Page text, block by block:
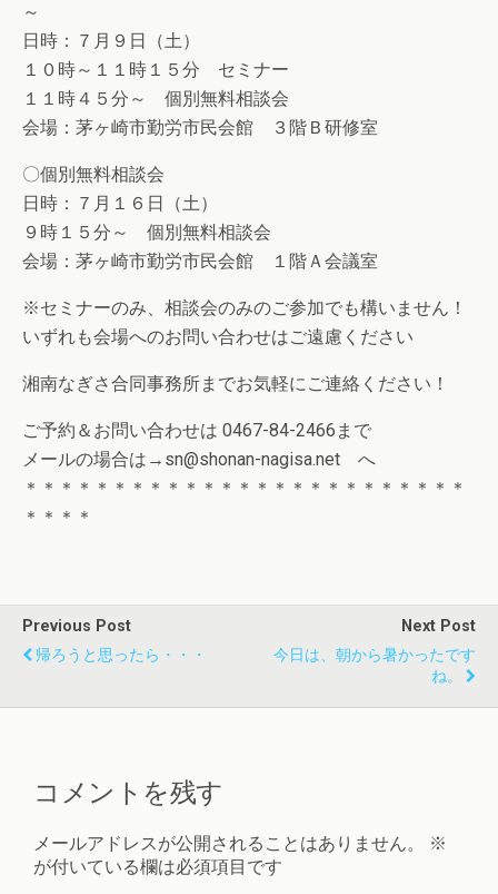
～
日時：７月９日（土）
１０時～１１時１５分 セミナー
１１時４５分～ 個別無料相談会
会場：茅ヶ崎市勤労市民会館 ３階Ｂ研修室
〇個別無料相談会
日時：７月１６日（土）
９時１５分～ 個別無料相談会
会場：茅ヶ崎市勤労市民会館 １階Ａ会議室
※セミナーのみ、相談会のみのご参加でも構いません！
いずれも会場へのお問い合わせはご遠慮ください
湘南なぎさ合同事務所までお気軽にご連絡ください！
ご予約＆お問い合わせは 0467-84-2466まで
メールの場合は→sn@shonan-nagisa.net へ
＊＊＊＊＊＊＊＊＊＊＊＊＊＊＊＊＊＊＊＊＊＊＊＊＊
＊＊＊＊
Previous Post
帰ろうと思ったら・・・
Next Post
今日は、朝から暑かったです
ね。
コメントを残す
メールアドレスが公開されることはありません。
※
が付いている欄は必須項目です